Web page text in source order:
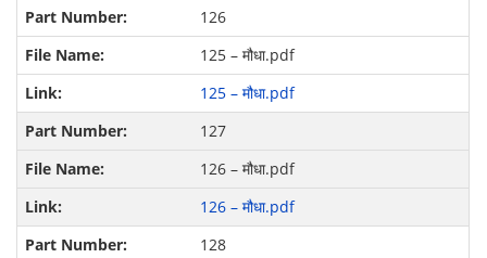
126
125 – मौधा.pdf
125 – मौधा.pdf
127
126 – मौधा.pdf
126 – मौधा.pdf
128